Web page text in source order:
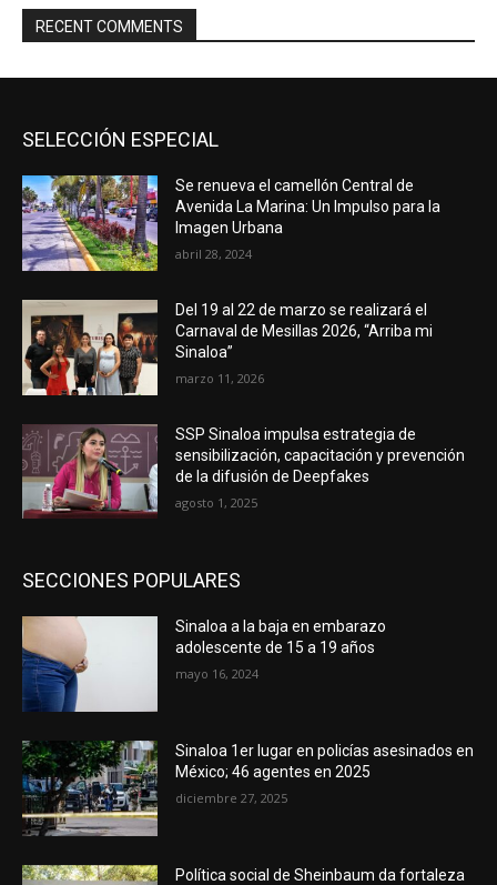
RECENT COMMENTS
SELECCIÓN ESPECIAL
Se renueva el camellón Central de
Avenida La Marina: Un Impulso para la
Imagen Urbana
abril 28, 2024
Del 19 al 22 de marzo se realizará el
Carnaval de Mesillas 2026, “Arriba mi
Sinaloa”
marzo 11, 2026
SSP Sinaloa impulsa estrategia de
sensibilización, capacitación y prevención
de la difusión de Deepfakes
agosto 1, 2025
SECCIONES POPULARES
Sinaloa a la baja en embarazo
adolescente de 15 a 19 años
mayo 16, 2024
Sinaloa 1er lugar en policías asesinados en
México; 46 agentes en 2025
diciembre 27, 2025
Política social de Sheinbaum da fortaleza